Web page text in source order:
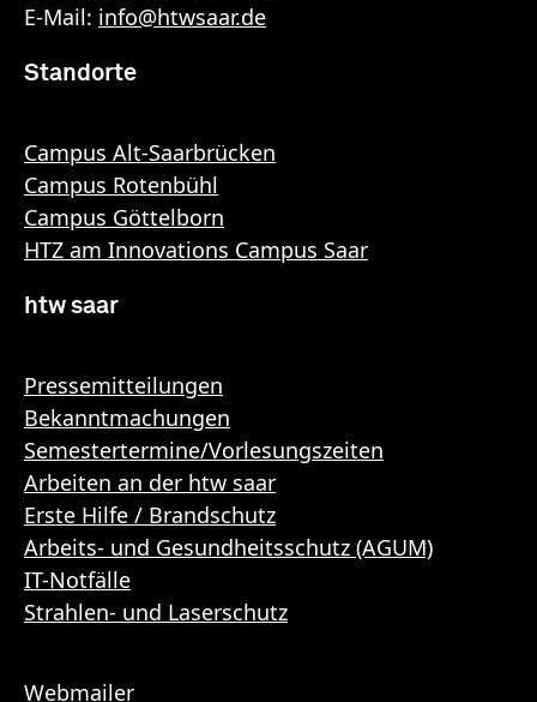
E-Mail: info@htwsaar.de
Standorte
Campus Alt-Saarbrücken
Campus Rotenbühl
Campus Göttelborn
HTZ am Innovations Campus Saar
htw saar
Pressemitteilungen
Bekanntmachungen
Semestertermine/Vorlesungszeiten
Arbeiten an der htw saar
Erste Hilfe / Brandschutz
Arbeits- und Gesundheitsschutz (AGUM)
IT-Notfälle
Strahlen- und Laserschutz
Webmailer